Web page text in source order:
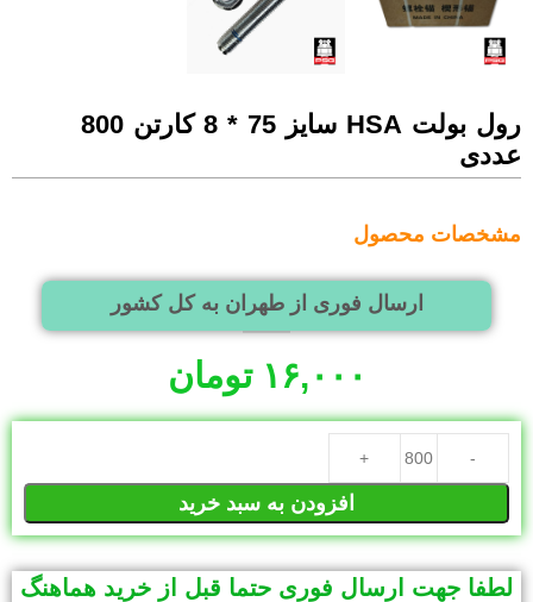
رول بولت HSA سایز 75 * 8 کارتن 800
عددی
مشخصات محصول
ارسال فوری از طهران به کل کشور
۱۶,۰۰۰ تومان
افزودن به سبد خرید
لطفا جهت ارسال فوری حتما قبل از خرید هماهنگ